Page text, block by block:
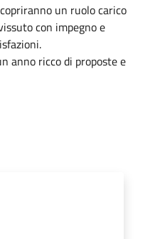
un ruolo carico
con impegno e
anno ricco di proposte e